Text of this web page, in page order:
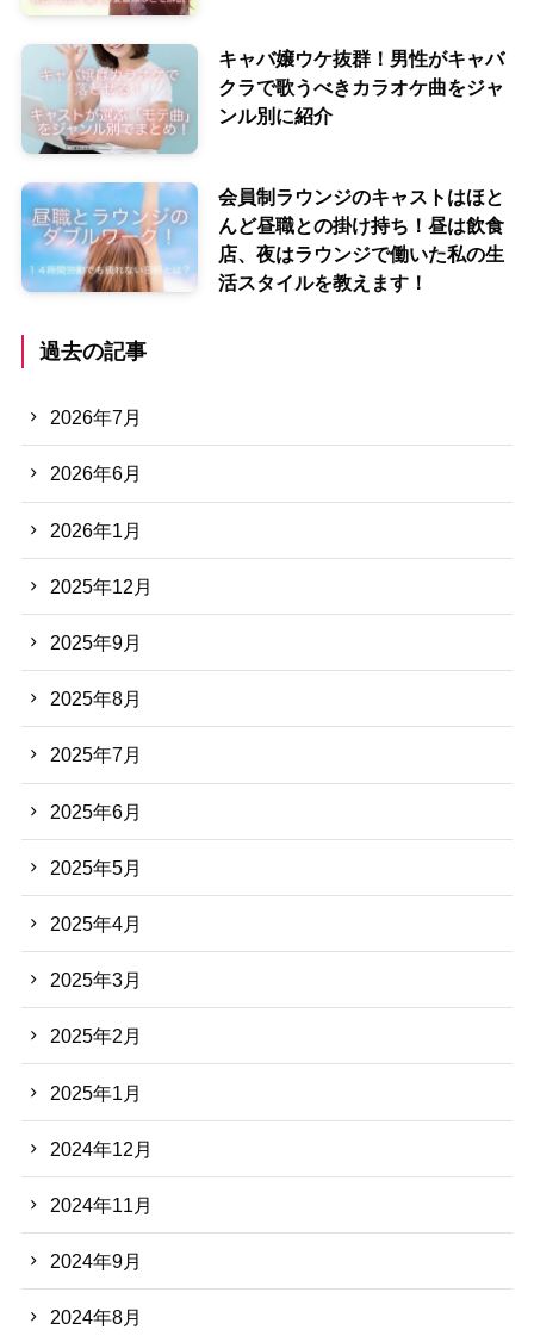
キャバ嬢ウケ抜群！男性がキャバ
クラで歌うべきカラオケ曲をジャ
ンル別に紹介
会員制ラウンジのキャストはほと
んど昼職との掛け持ち！昼は飲食
店、夜はラウンジで働いた私の生
活スタイルを教えます！
過去の記事
2026年7月
2026年6月
2026年1月
2025年12月
2025年9月
2025年8月
2025年7月
2025年6月
2025年5月
2025年4月
2025年3月
2025年2月
2025年1月
2024年12月
2024年11月
2024年9月
2024年8月